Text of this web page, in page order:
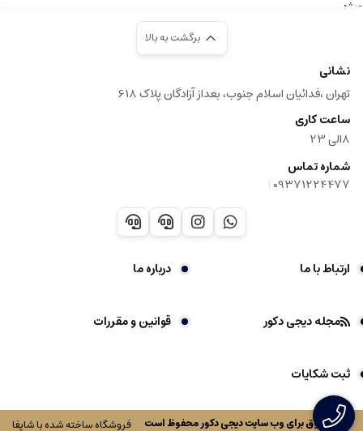
برگشت به بالا
نشانی
تهران ،فدائیان اسلام جنوب، بعداز آزادگان پلاک 618
ساعت کاری
8الی 23
شماره تماس
09371224477
|
ارتباط با ما درباره ما
مجله دیجی دکور قوانین و مقررات
ثبت شکایات
کلیه حقوق برای وب سایتدیجی دکورمحفوظ است فروشگاه ساخته شده با شاپفا